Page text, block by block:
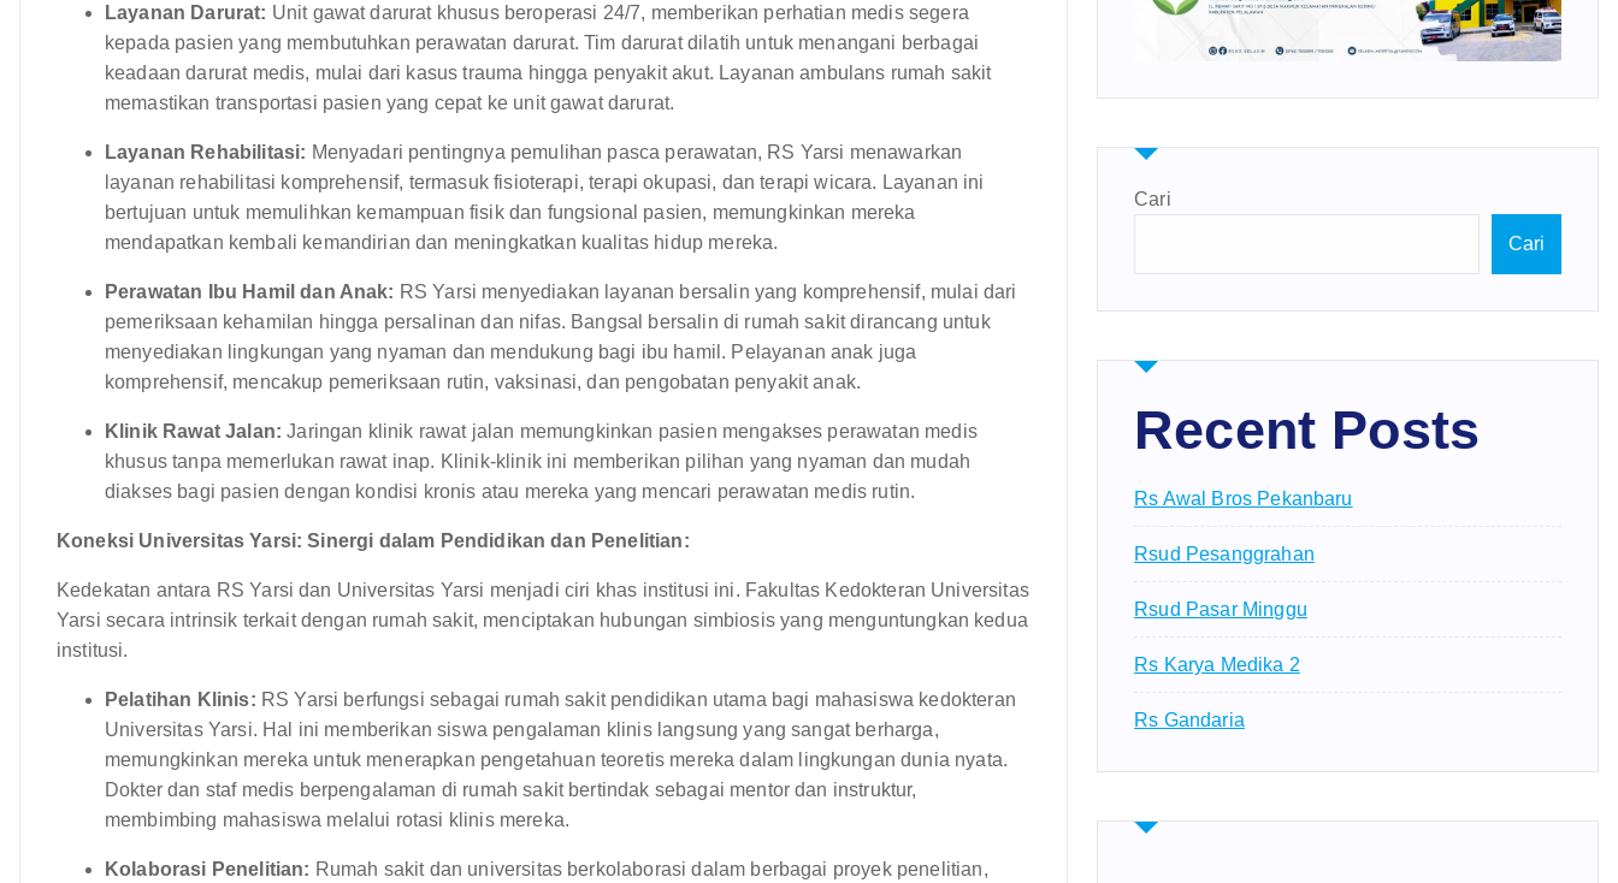
Layanan Darurat: Unit gawat darurat khusus beroperasi 24/7, memberikan perhatian medis segera
kepada pasien yang membutuhkan perawatan darurat. Tim darurat dilatih untuk menangani berbagai
keadaan darurat medis, mulai dari kasus trauma hingga penyakit akut. Layanan ambulans rumah sakit
memastikan transportasi pasien yang cepat ke unit gawat darurat.
Layanan Rehabilitasi: Menyadari pentingnya pemulihan pasca perawatan, RS Yarsi menawarkan
layanan rehabilitasi komprehensif, termasuk fisioterapi, terapi okupasi, dan terapi wicara. Layanan ini
bertujuan untuk memulihkan kemampuan fisik dan fungsional pasien, memungkinkan mereka
mendapatkan kembali kemandirian dan meningkatkan kualitas hidup mereka.
Perawatan Ibu Hamil dan Anak: RS Yarsi menyediakan layanan bersalin yang komprehensif, mulai dari
pemeriksaan kehamilan hingga persalinan dan nifas. Bangsal bersalin di rumah sakit dirancang untuk
menyediakan lingkungan yang nyaman dan mendukung bagi ibu hamil. Pelayanan anak juga
komprehensif, mencakup pemeriksaan rutin, vaksinasi, dan pengobatan penyakit anak.
Klinik Rawat Jalan: Jaringan klinik rawat jalan memungkinkan pasien mengakses perawatan medis
khusus tanpa memerlukan rawat inap. Klinik-klinik ini memberikan pilihan yang nyaman dan mudah
diakses bagi pasien dengan kondisi kronis atau mereka yang mencari perawatan medis rutin.
Koneksi Universitas Yarsi: Sinergi dalam Pendidikan dan Penelitian:
Kedekatan antara RS Yarsi dan Universitas Yarsi menjadi ciri khas institusi ini. Fakultas Kedokteran Universitas
Yarsi secara intrinsik terkait dengan rumah sakit, menciptakan hubungan simbiosis yang menguntungkan kedua
institusi.
Pelatihan Klinis: RS Yarsi berfungsi sebagai rumah sakit pendidikan utama bagi mahasiswa kedokteran
Universitas Yarsi. Hal ini memberikan siswa pengalaman klinis langsung yang sangat berharga,
memungkinkan mereka untuk menerapkan pengetahuan teoretis mereka dalam lingkungan dunia nyata.
Dokter dan staf medis berpengalaman di rumah sakit bertindak sebagai mentor dan instruktur,
membimbing mahasiswa melalui rotasi klinis mereka.
Kolaborasi Penelitian: Rumah sakit dan universitas berkolaborasi dalam berbagai proyek penelitian,
Cari
Cari
Recent Posts
Rs Awal Bros Pekanbaru
Rsud Pesanggrahan
Rsud Pasar Minggu
Rs Karya Medika 2
Rs Gandaria